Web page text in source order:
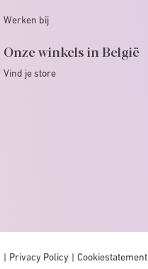
Werken bij
Onze winkels in België
Vind je store
Privacy Policy Cookiestatement